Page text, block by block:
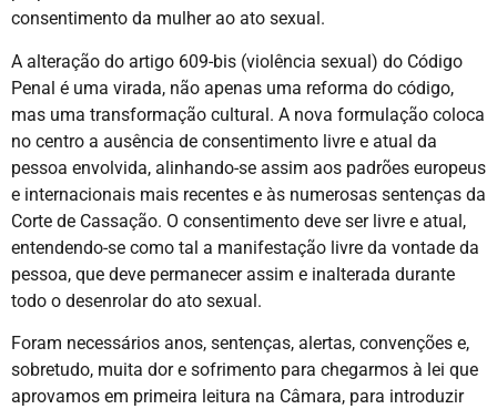
consentimento da mulher ao ato sexual.
A alteração do artigo 609-bis (violência sexual) do Código
Penal é uma virada, não apenas uma reforma do código,
mas uma transformação cultural. A nova formulação coloca
no centro a ausência de consentimento livre e atual da
pessoa envolvida, alinhando-se assim aos padrões europeus
e internacionais mais recentes e às numerosas sentenças da
Corte de Cassação. O consentimento deve ser livre e atual,
entendendo-se como tal a manifestação livre da vontade da
pessoa, que deve permanecer assim e inalterada durante
todo o desenrolar do ato sexual.
Foram necessários anos, sentenças, alertas, convenções e,
sobretudo, muita dor e sofrimento para chegarmos à lei que
aprovamos em primeira leitura na Câmara, para introduzir